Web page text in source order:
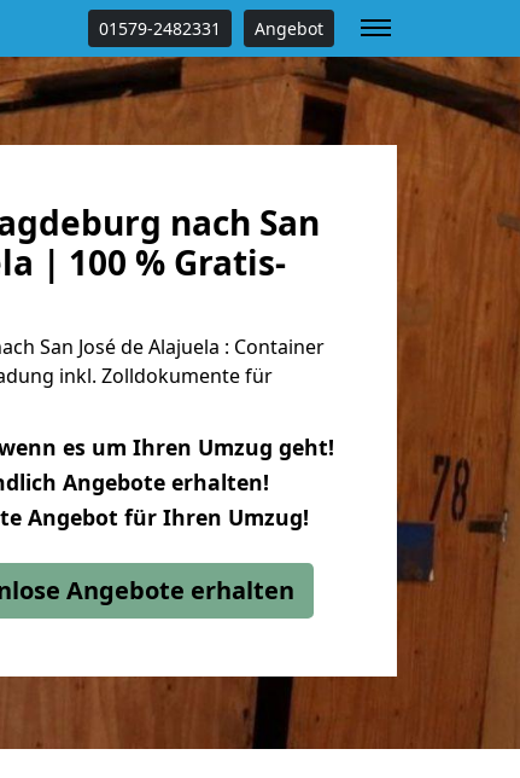
01579-2482331 Angebot
nach San
| 100 % Gratis-
San José de Alajuela : Container
inkl. Zolldokumente für
es um Ihren Umzug geht!
Angebote erhalten!
Angebot für Ihren Umzug!
Angebote erhalten